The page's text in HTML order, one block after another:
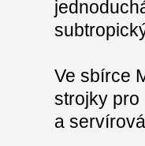
Ve sbírce
strojky pro
a